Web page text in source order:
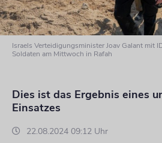
Israels Verteidigungsminister Joav Galant mit
Soldaten am Mittwoch in Rafah
Dies ist das Ergebnis eines
Einsatzes
22.08.2024 09:12 Uhr